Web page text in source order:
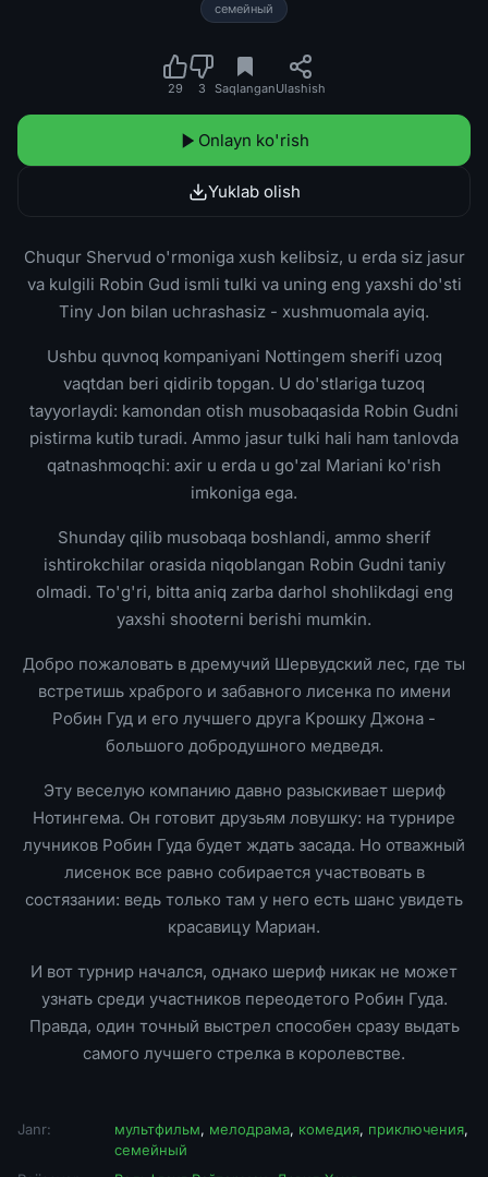
семейный
29 3 SaqlanganUlashish
Onlayn ko'rish
Yuklab olish
Chuqur Shervud o'rmoniga xush kelibsiz, u erda siz jasur
va kulgili Robin Gud ismli tulki va uning eng yaxshi do'sti
Tiny Jon bilan uchrashasiz - xushmuomala ayiq.
Ushbu quvnoq kompaniyani Nottingem sherifi uzoq
vaqtdan beri qidirib topgan. U do'stlariga tuzoq
tayyorlaydi: kamondan otish musobaqasida Robin Gudni
pistirma kutib turadi. Ammo jasur tulki hali ham tanlovda
qatnashmoqchi: axir u erda u go'zal Mariani ko'rish
imkoniga ega.
Shunday qilib musobaqa boshlandi, ammo sherif
ishtirokchilar orasida niqoblangan Robin Gudni taniy
olmadi. To'g'ri, bitta aniq zarba darhol shohlikdagi eng
yaxshi shooterni berishi mumkin.
Добро пожаловать в дремучий Шервудский лес, где ты
встретишь храброго и забавного лисенка по имени
Робин Гуд и его лучшего друга Крошку Джона -
большого добродушного медведя.
Эту веселую компанию давно разыскивает шериф
Нотингема. Он готовит друзьям ловушку: на турнире
лучников Робин Гуда будет ждать засада. Но отважный
лисенок все равно собирается участвовать в
состязании: ведь только там у него есть шанс увидеть
красавицу Мариан.
И вот турнир начался, однако шериф никак не может
узнать среди участников переодетого Робин Гуда.
Правда, один точный выстрел способен сразу выдать
самого лучшего стрелка в королевстве.
Janr: мультфильм, мелодрама, комедия, приключения,
семейный